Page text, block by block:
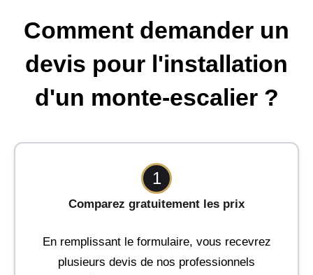
Comment demander un
devis pour l'installation
d'un monte-escalier ?
1
Comparez gratuitement les prix
En remplissant le formulaire, vous recevrez
plusieurs devis de nos professionnels